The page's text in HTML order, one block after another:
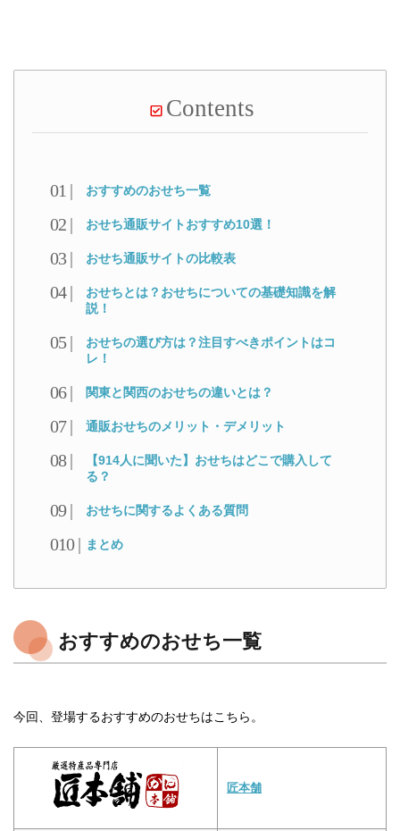
Contents
おすすめのおせち一覧
おせち通販サイトおすすめ10選！
おせち通販サイトの比較表
おせちとは？おせちについての基礎知識を解
説！
おせちの選び方は？注目すべきポイントはコ
レ！
関東と関西のおせちの違いとは？
通販おせちのメリット・デメリット
【914人に聞いた】おせちはどこで購入して
る？
おせちに関するよくある質問
まとめ
おすすめのおせち一覧
今回、登場するおすすめのおせちはこちら。
匠本舗